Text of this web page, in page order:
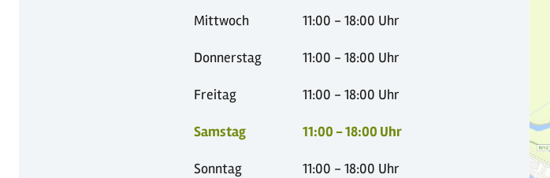
Mittwoch 11:00 - 18:00 Uhr
Donnerstag 11:00 - 18:00 Uhr
Freitag 11:00 - 18:00 Uhr
Samstag 11:00 - 18:00 Uhr
Sonntag 11:00 - 18:00 Uhr